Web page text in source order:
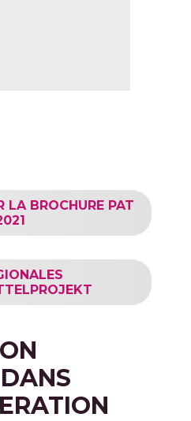
LA BROCHURE PAT